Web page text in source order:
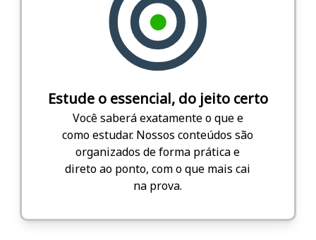
Estude o essencial, do jeito certo
Você saberá exatamente o que e
como estudar. Nossos conteúdos são
organizados de forma prática e
direto ao ponto, com o que mais cai
na prova.